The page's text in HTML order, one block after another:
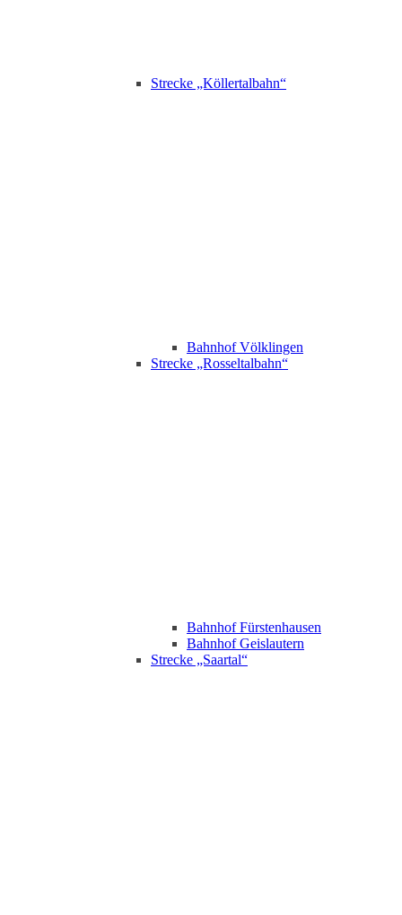
Strecke „Köllertalbahn“
Bahnhof Völklingen
Strecke „Rosseltalbahn“
Bahnhof Fürstenhausen
Bahnhof Geislautern
Strecke „Saartal“